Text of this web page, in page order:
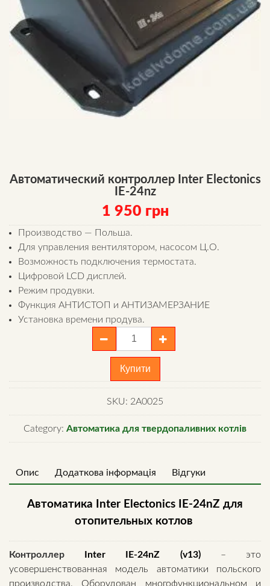
Автоматический контроллер Inter Electonics
IE-24nz
1 950 грн
Производство — Польша.
Для управления вентилятором, насосом Ц.О.
Возможность подключения термостата.
Цифровой LCD дисплей.
Режим продувки.
Функция АНТИСТОП и АНТИЗАМЕРЗАНИЕ
Установка времени продува.
Автоматический
Electonics
IE-
24nz
Купити
SKU: 2A0025
Category: Автоматика для твердопаливних котлів
Опис Додаткова інформація Відгуки
Автоматика Inter Electonics IE-24nZ для
отопительных котлов
Контроллер Inter IE-24nZ (v13) – это
усовершенствованная модель автоматики польского
производства. Оборудован многофункциональном и